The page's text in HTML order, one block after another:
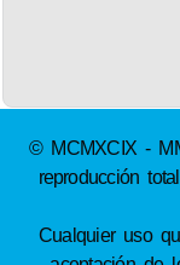
© MCMXCIX -
reproducción
Cualquier uso